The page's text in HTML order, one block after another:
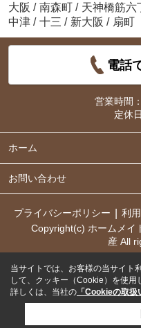
大阪 / 南森町 / 天神橋筋六
中津 / 十三 / 新大阪 / 扇町
電話
営業時間：
定休
ホーム
お問い合わせ
プライバシーポリシー 利
Copyright(c) ホームメ
産 All
当サイトでは、お客様の当サイト
して、クッキー（Cookie）を使用
詳しくは、当社の 「Cookieの取扱